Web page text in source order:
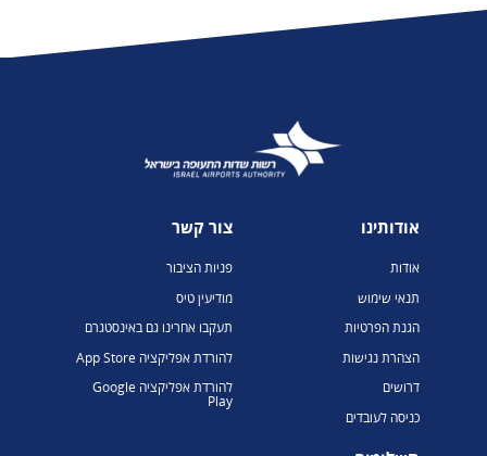
אודותינו
אודות
תנאי שימוש
הגנת הפרטיות
הצהרת נגישות
דרושים
כניסה לעובדים
צור קשר
פניות הציבור
מודיעין טיס
תעקבו אחרינו גם באינסטגרם
להורדת אפליקציה App Store
להורדת אפליקציה Google
Play